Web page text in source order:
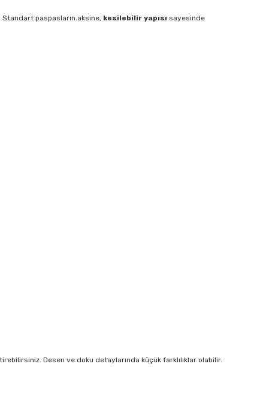
paspasların aksine, kesilebilir yapısı sayesinde
Desen ve doku detaylarında küçük farklılıklar olabilir.